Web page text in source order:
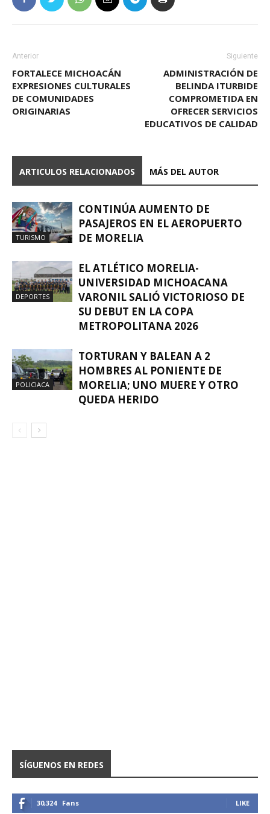
Anterior
FORTALECE MICHOACÁN
EXPRESIONES CULTURALES
DE COMUNIDADES
ORIGINARIAS
Siguiente
ADMINISTRACIÓN DE
BELINDA ITURBIDE
COMPROMETIDA EN
OFRECER SERVICIOS
EDUCATIVOS DE CALIDAD
ARTICULOS RELACIONADOS MÁS DEL AUTOR
TURISMO
CONTINÚA AUMENTO DE
PASAJEROS EN EL AEROPUERTO
DE MORELIA
DEPORTES
EL ATLÉTICO MORELIA-
UNIVERSIDAD MICHOACANA
VARONIL SALIÓ VICTORIOSO DE
SU DEBUT EN LA COPA
METROPOLITANA 2026
POLICIACA
TORTURAN Y BALEAN A 2
HOMBRES AL PONIENTE DE
MORELIA; UNO MUERE Y OTRO
QUEDA HERIDO
SÍGUENOS EN REDES
30,324 Fans LIKE